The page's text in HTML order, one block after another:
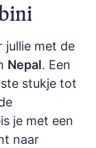
met de
Nepal. Een
stukje tot
je met een
naar